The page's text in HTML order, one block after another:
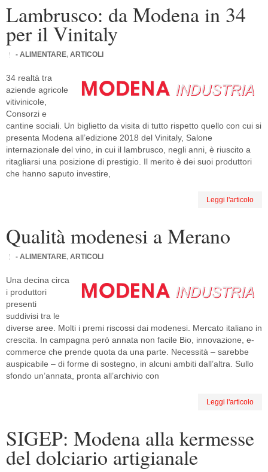
Lambrusco: da Modena in 34
per il Vinitaly
- ALIMENTARE, ARTICOLI
34 realtà tra
aziende agricole
vitivinicole,
Consorzi e
cantine sociali. Un biglietto da visita di tutto rispetto quello con cui si
presenta Modena all’edizione 2018 del Vinitaly, Salone
internazionale del vino, in cui il lambrusco, negli anni, è riuscito a
ritagliarsi una posizione di prestigio. Il merito è dei suoi produttori
che hanno saputo investire,
Leggi l'articolo
Qualità modenesi a Merano
- ALIMENTARE, ARTICOLI
Una decina circa
i produttori
presenti
suddivisi tra le
diverse aree. Molti i premi riscossi dai modenesi. Mercato italiano in
crescita. In campagna però annata non facile Bio, innovazione, e-
commerce che prende quota da una parte. Necessità – sarebbe
auspicabile – di forme di sostegno, in alcuni ambiti dall’altra. Sullo
sfondo un’annata, pronta all’archivio con
Leggi l'articolo
SIGEP: Modena alla kermesse
del dolciario artigianale